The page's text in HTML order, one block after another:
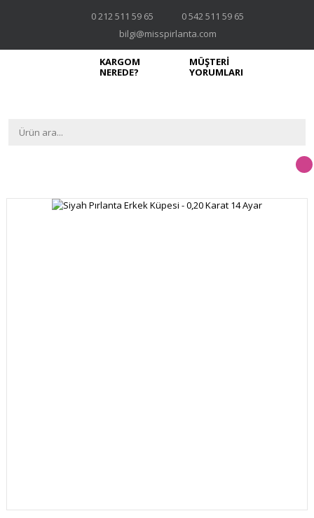
0 212 511 59 65
0 542 511 59 65
bilgi@misspirlanta.com
KARGOM
NEREDE?
MÜŞTERİ
YORUMLARI